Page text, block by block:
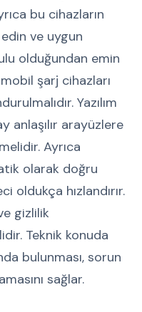
bu cihazların
ve uygun
olduğundan emin
şarj cihazları
Yazılım
anlaşılır arayüzlere
Ayrıca
olarak doğru
oldukça hızlandırır.
gizlilik
Teknik konuda
bulunması, sorun
sağlar.